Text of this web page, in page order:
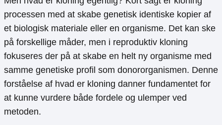
processen med at skabe genetisk identiske kopier af
et biologisk materiale eller en organisme. Det kan ske
på forskellige måder, men i reproduktiv kloning
fokuseres der på at skabe en helt ny organisme med
samme genetiske profil som donororganismen. Denne
forståelse af hvad er kloning danner fundamentet for
at kunne vurdere både fordele og ulemper ved
metoden.